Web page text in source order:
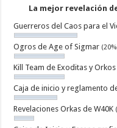
La mejor revelación
Guerreros del Caos para el
Ogros de Age of Sigmar
Kill Team de Exoditas y Orkos
Caja de inicio y reglamento
Revelaciones Orkas de W40K